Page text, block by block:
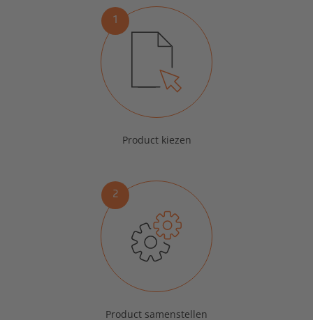
1
Product kiezen
2
Product samenstellen